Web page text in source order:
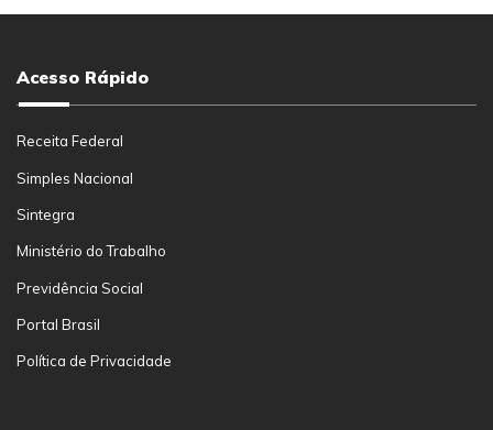
Acesso Rápido
Receita Federal
Simples Nacional
Sintegra
Ministério do Trabalho
Previdência Social
Portal Brasil
Política de Privacidade